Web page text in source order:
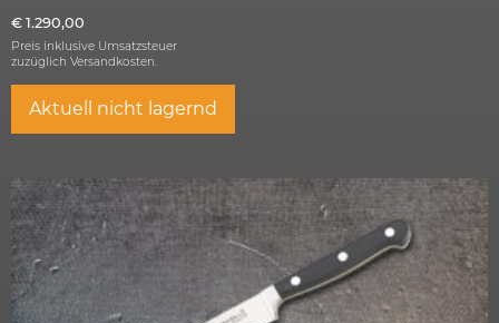
€ 1.290,00
Preis inklusive Umsatzsteuer
zuzüglich Versandkosten.
Aktuell nicht lagernd